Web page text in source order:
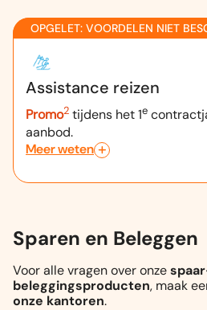
OPGELET: VOORDELEN NIET
Assistance reizen
Promo2 tijdens het 1e
aanbod.
Meer weten
Sparen en Beleggen
Voor alle vragen over onze
beleggingsproducten, maak
onze kantoren.